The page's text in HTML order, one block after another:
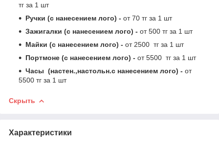
тг за 1 шт
Ручки (с нанесением лого) - от 70 тг за 1 шт
Зажигалки (с нанесением лого) - от 500 тг за 1 шт
Майки (с нанесением лого) - от 2500 тг за 1 шт
Портмоне (с нанесением лого) - от 5500 тг за 1 шт
Часы (настен.,настольн.с нанесением лого) - от
5500 тг за 1 шт
Скрыть
Характеристики